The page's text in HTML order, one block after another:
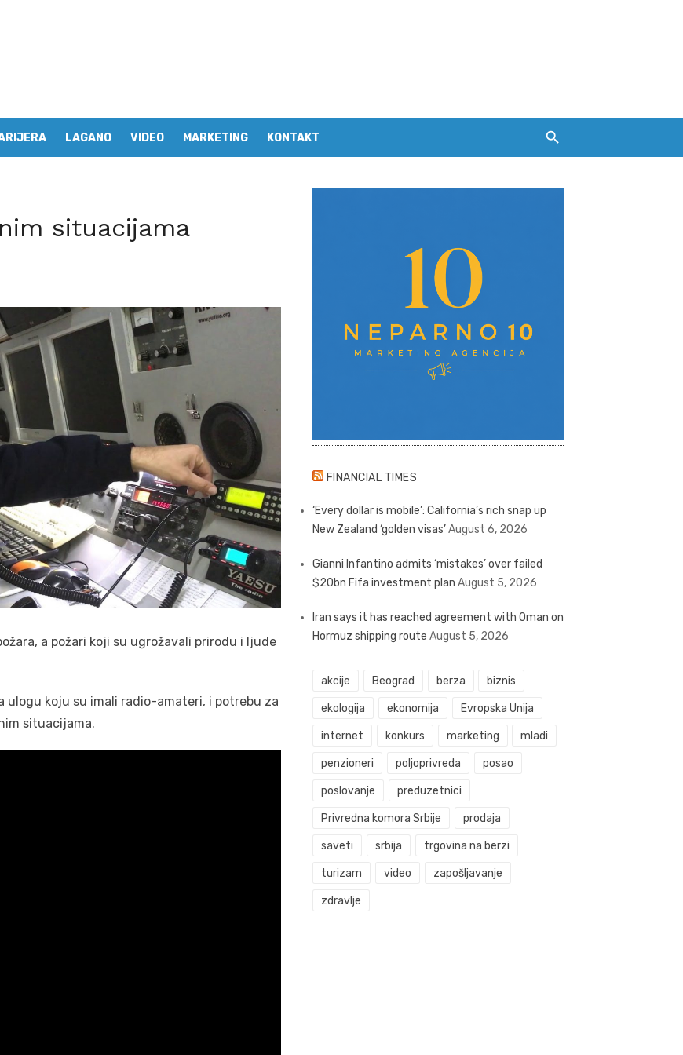
LAGANO VIDEO MARKETING KONTAKT
situacijama
a požari koji su ugrožavali prirodu i ljude
ulogu koju su imali radio-amateri, i potrebu za
situacijama.
FINANCIAL TIMES
‘Every dollar is mobile’: California’s rich snap up
New Zealand ‘golden visas’August 6, 2026
Gianni Infantino admits ‘mistakes’ over failed
$20bn Fifa investment plan August 5, 2026
Iran says it has reached agreement with Oman on
Hormuz shipping route August 5, 2026
akcije Beograd berza biznis
ekologija ekonomija Evropska Unija
internet konkurs marketing mladi
penzioneri poljoprivreda posao
poslovanje preduzetnici
Privredna komora Srbije prodaja
saveti srbija trgovina na berzi
turizam video zapošljavanje
zdravlje